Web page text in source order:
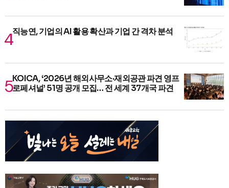
직능연, 기업의 AI 활용 확산과 기업 간 격차 분석
KOICA, ‘2026년 해외사무소·재외공관 파견 영프
로페셔널’ 51명 공개 모집… 전 세계 37개국 파견